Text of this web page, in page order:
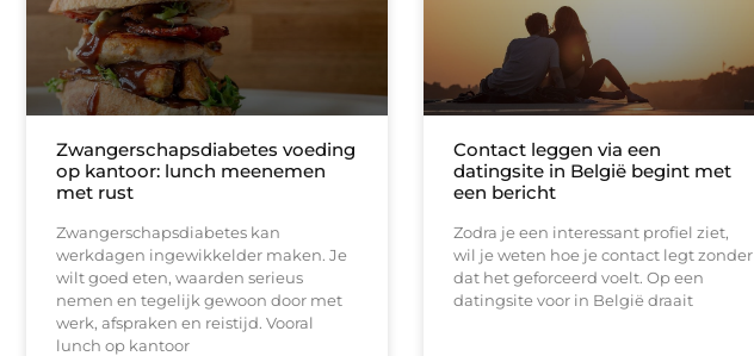
Zwangerschapsdiabetes voeding
op kantoor: lunch meenemen
met rust
Zwangerschapsdiabetes kan
werkdagen ingewikkelder maken. Je
wilt goed eten, waarden serieus
nemen en tegelijk gewoon door met
werk, afspraken en reistijd. Vooral
lunch op kantoor
Contact leggen via een
datingsite in België begint met
een bericht
Zodra je een interessant profiel ziet,
wil je weten hoe je contact legt zonder
dat het geforceerd voelt. Op een
datingsite voor in België draait